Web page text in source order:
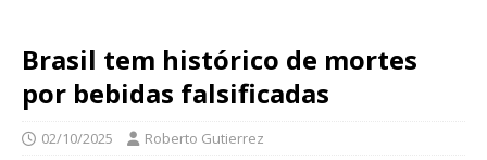
Brasil tem histórico de mortes
por bebidas falsificadas
02/10/2025 Roberto Gutierrez